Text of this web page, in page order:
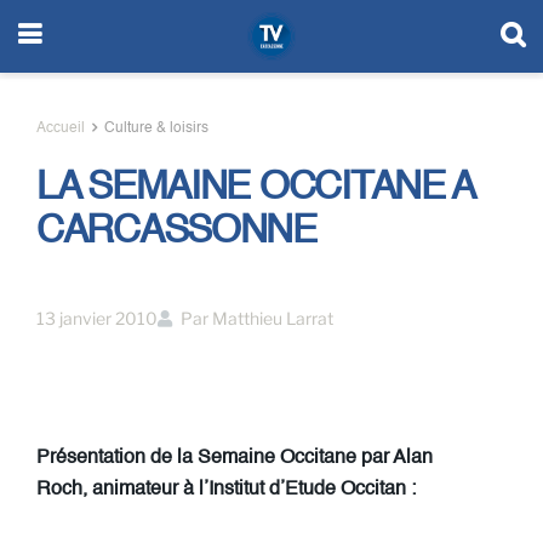
Accueil Culture & loisirs
LA SEMAINE OCCITANE A
CARCASSONNE
13 janvier 2010 Par Matthieu Larrat
Présentation de la Semaine Occitane par Alan
Roch, animateur à l’Institut d’Etude Occitan :